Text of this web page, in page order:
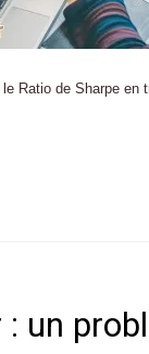
Ratio de Sharpe
un